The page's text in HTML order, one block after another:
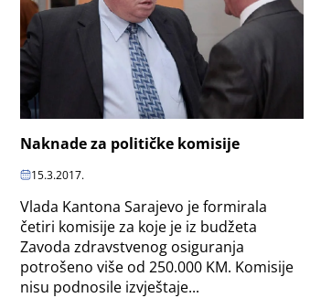
Naknade za političke komisije
15.3.2017.
Vlada Kantona Sarajevo je formirala
četiri komisije za koje je iz budžeta
Zavoda zdravstvenog osiguranja
potrošeno više od 250.000 KM. Komisije
nisu podnosile izvještaje...